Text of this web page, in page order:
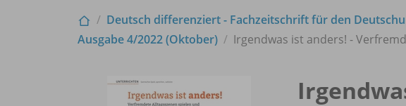
Deutsch differenziert - Fachzeitschrift für den
Ausgabe 4/2022 (Oktober) Irgendwas ist anders! -